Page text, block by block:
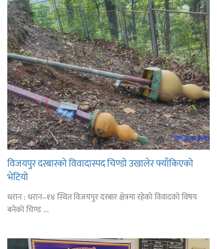
विजयपुर दरबारको विवादास्पद चिण्डो उखालेर फ्याँकिएको
भेटियो
धरान : धरान–१४ स्थित विजयपुर दरबार क्षेत्रमा रहेको विवादको विषय
बनेको चिण्ड ...